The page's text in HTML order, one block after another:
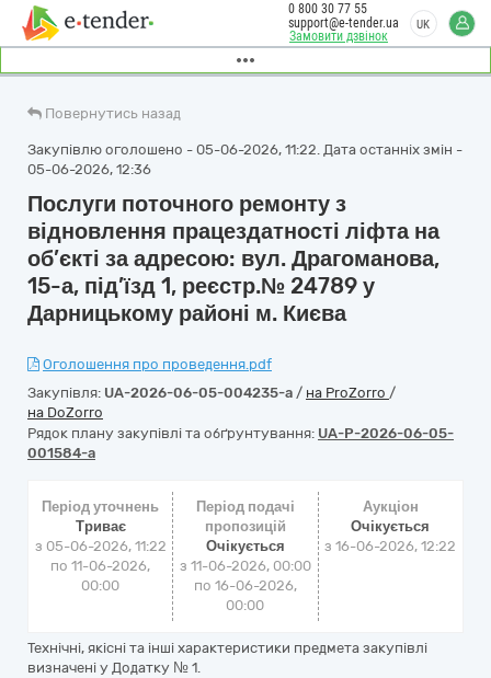
Замовити дзвінок
0 800 30 77 55
support@e-tender.ua
UK
Повернутись назад
Закупівлю оголошено - 05-06-2026, 11:22. Дата останніх змін -
05-06-2026, 12:36
Послуги поточного ремонту з
відновлення працездатності ліфта на
об’єкті за адресою: вул. Драгоманова,
15-а, під’їзд 1, реєстр.№ 24789 у
Дарницькому районі м. Києва
Оголошення про проведення.pdf
Закупівля: UA-2026-06-05-004235-a / на ProZorro /
на DoZorro
Рядок плану закупівлі та обґрунтування: UA-P-2026-06-05-
001584-a
Період уточнень
Триває
з 05-06-2026, 11:22
по 11-06-2026,
00:00
Період подачі
пропозицій
Очікується
з 11-06-2026, 00:00
по 16-06-2026,
00:00
Аукціон
Очікується
з16-06-2026, 12:22
Технічні, якісні та інші характеристики предмета закупівлі
визначені у Додатку № 1.